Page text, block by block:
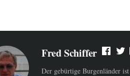
Fred Schiffer
Der gebürtige Burgenländer